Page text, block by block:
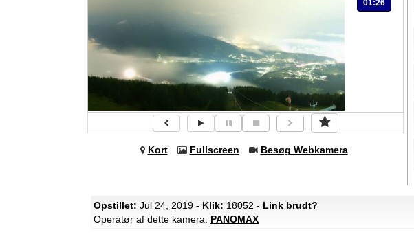
01:26
Kort Fullscreen Besøg Webkamera
Opstillet: Jul 24, 2019 - Klik: 18052 - Link brudt?
Operatør af dette kamera: PANOMAX